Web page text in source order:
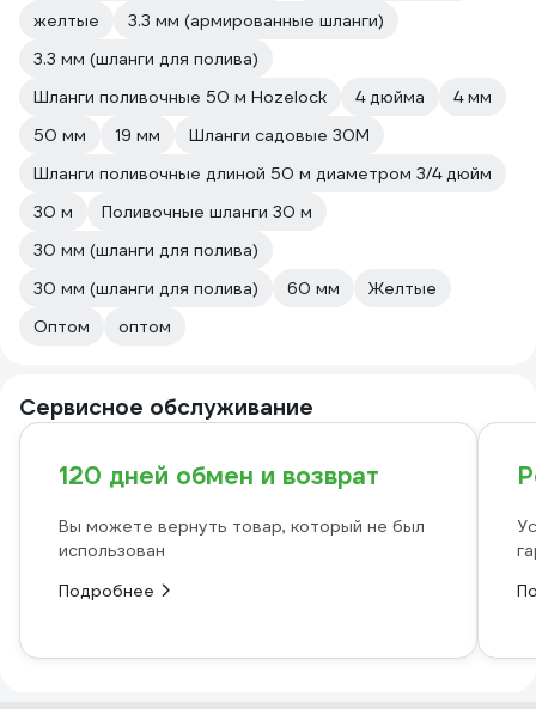
желтые
3.3 мм (армированные шланги)
3.3 мм (шланги для полива)
Шланги поливочные 50 м Hozelock
4 дюйма
4 мм
50 мм
19 мм
Шланги садовые 30М
Шланги поливочные длиной 50 м диаметром 3/4 дюйм
30 м
Поливочные шланги 30 м
30 мм (шланги для полива)
30 мм (шланги для полива)
60 мм
Желтые
Оптом
оптом
Сервисное обслуживание
120 дней обмен и возврат
Вы можете вернуть товар, который не был
использован
Подробнее